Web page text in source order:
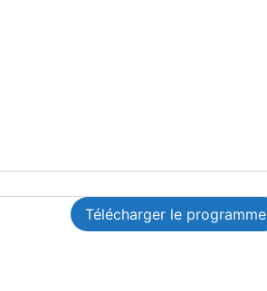
Télécharger le programme